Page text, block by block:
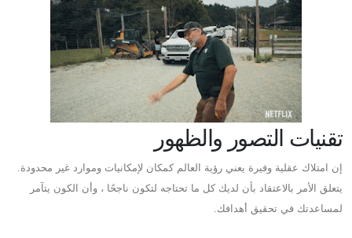
تقنيات التصور والظهور
إن امتلاك عقلية وفيرة يعني رؤية العالم كمكان لإمكانيات وموارد غير محدودة.
يتعلق الأمر بالاعتقاد بأن لديك كل ما تحتاجه لتكون ناجحًا ، وأن الكون يتآمر
لمساعدتك في تحقيق أهدافك.